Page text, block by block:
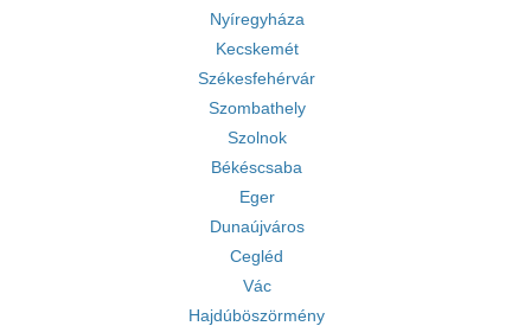
Nyíregyháza
Kecskemét
Székesfehérvár
Szombathely
Szolnok
Békéscsaba
Eger
Dunaújváros
Cegléd
Vác
Hajdúböszörmény